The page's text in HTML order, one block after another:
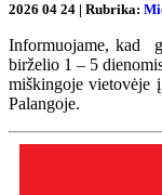
2026 04 24 | Rubrika:
Informuojame, kad
birželio 1 – 5
miškingoje vietovėje
Palangoje.